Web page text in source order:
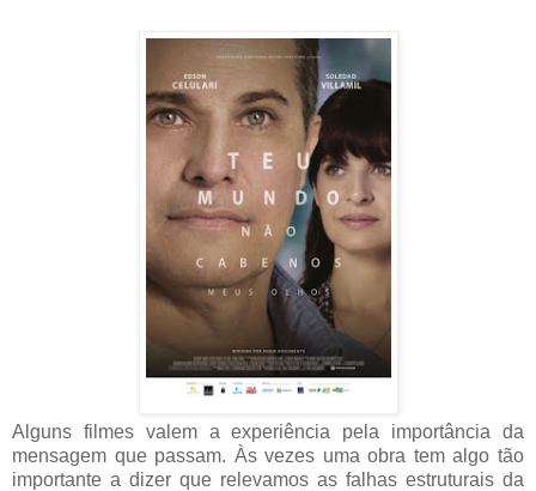
Alguns filmes valem a experiência pela importância da
mensagem que passam. Às vezes uma obra tem algo tão
importante a dizer que relevamos as falhas estruturais da